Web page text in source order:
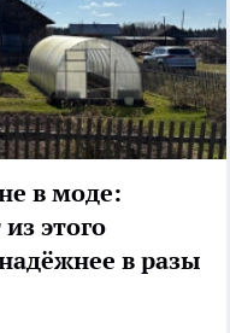
в моде:
этого
в разы